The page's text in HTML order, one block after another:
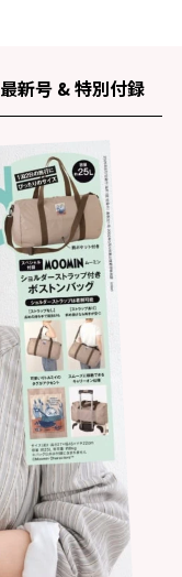
最新号 & 特別付録